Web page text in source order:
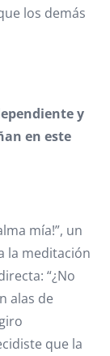
los demás
y
en este
mía!”, un
la meditación
“¿No
alas de
que la